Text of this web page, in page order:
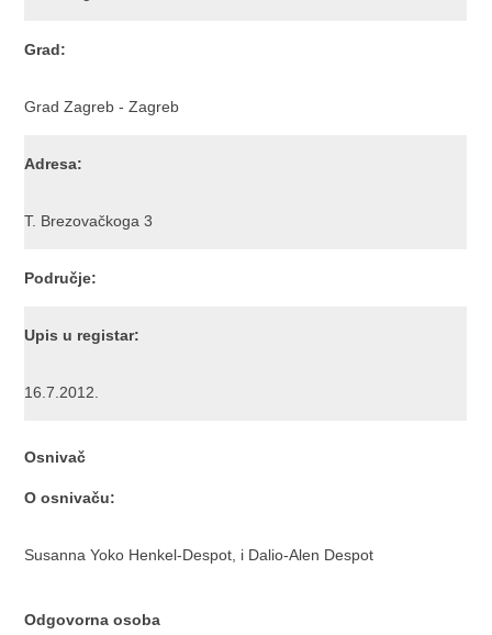
Grad:
Grad Zagreb - Zagreb
Adresa:
T. Brezovačkoga 3
Područje:
Upis u registar:
16.7.2012.
Osnivač
O osnivaču:
Susanna Yoko Henkel-Despot, i Dalio-Alen Despot
Odgovorna osoba